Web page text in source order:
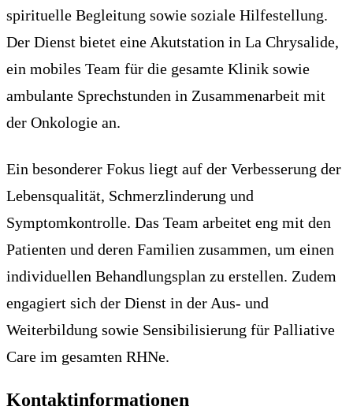
spirituelle Begleitung sowie soziale Hilfestellung.
Der Dienst bietet eine Akutstation in La Chrysalide,
ein mobiles Team für die gesamte Klinik sowie
ambulante Sprechstunden in Zusammenarbeit mit
der Onkologie an.
Ein besonderer Fokus liegt auf der Verbesserung der
Lebensqualität, Schmerzlinderung und
Symptomkontrolle. Das Team arbeitet eng mit den
Patienten und deren Familien zusammen, um einen
individuellen Behandlungsplan zu erstellen. Zudem
engagiert sich der Dienst in der Aus- und
Weiterbildung sowie Sensibilisierung für Palliative
Care im gesamten RHNe.
Kontaktinformationen